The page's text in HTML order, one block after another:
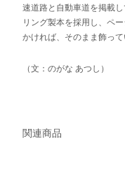
速道路と自動車道を掲載し
リング製本を採用し、ペ
かければ、そのまま飾って
（文：のがな あつし）
関連商品